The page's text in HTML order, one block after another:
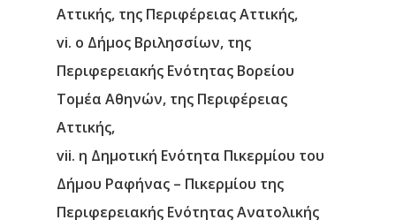
Αττικής, της Περιφέρειας Αττικής,
vi. ο Δήμος Βριλησσίων, της
Περιφερειακής Ενότητας Βορείου
Τομέα Αθηνών, της Περιφέρειας
Αττικής,
vii. η Δημοτική Ενότητα Πικερμίου του
Δήμου Ραφήνας – Πικερμίου της
Περιφερειακής Ενότητας Ανατολικής